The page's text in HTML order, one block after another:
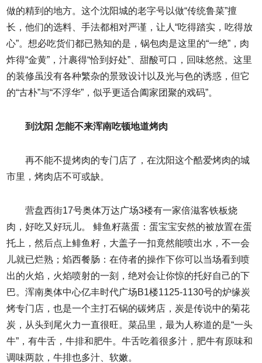
做的精到的地方。这个沈阳城的老字号以做“传统鲁菜”擅
长，他们的选料、手法都相对严谨，让人“吃得踏实，吃得放
心”。想必吃货们都已熟知的是，锅包肉是这里的“一绝”，肉
炸得“金黄”，汁裹得“恰到好处”、甜酸可口，回味悠然。这里
的装修虽没有各种繁杂的景致设计以及光与色的诱惑，但它
的“古朴”与“不浮华”，似乎更适合阖家团聚的戏码”。
到沈阳 怎能不来浑南吃顿地道烤肉
再不能不提烤肉的专门店了，在沈阳这个酷爱烤肉的城
市里，烤肉店不可或缺。
营盘西街17号奥体万达广场3楼有一家倍滋客铁板烧
肉，好吃又好玩儿。 鲱鱼籽蒸蛋：蛋宝宝安然的被放置在蛋
托上，然后点上鲱鱼籽，大盖子一扣竟然能喷出水，不一会
儿就已烂熟；焰西餐肠：在侍者的操作下你可以当场看到喷
出的火焰，火焰喷射的一刻，绝对会让你惊的托好自己的下
巴。浑南奥体中心亿丰时代广场B1楼1125-1130号的炉缘炭
烤专门店，也是一个主打石锅的碳烤店，炭是传说中的菊花
炭，从头到尾火力一直很旺。菜品里，最为人称道的是“一头
牛”，有牛舌，牛排和肥牛。牛舌吃着很多汁，肥牛有原味和
调味两款，牛排也多汁、软嫩。